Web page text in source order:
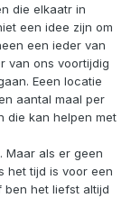
die elkaatr in
een idee zijn om
een ieder van
van ons voortijdig
Eeen locatie
aantal maal per
die kan helpen met
Maar als er geen
het tijd is voor een
ben het liefst altijd